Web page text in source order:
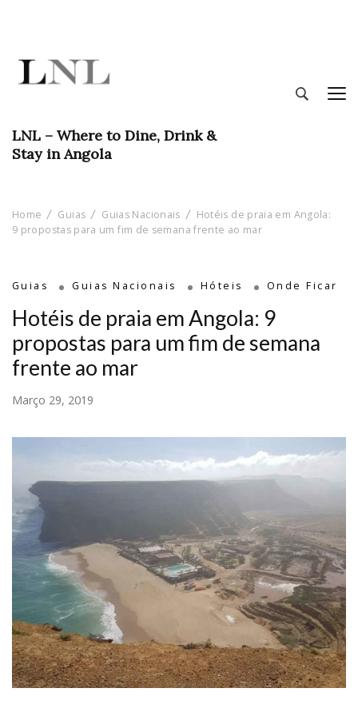
LNL – Where to Dine, Drink &
Stay in Angola
Home Guias Guias Nacionais
Hotéis de praia em Angola:
9 propostas para um fim de semana frente ao mar
Guias Guias Nacionais Hóteis Onde Ficar
Hotéis de praia em Angola: 9
propostas para um fim de semana
frente ao mar
Março 29, 2019